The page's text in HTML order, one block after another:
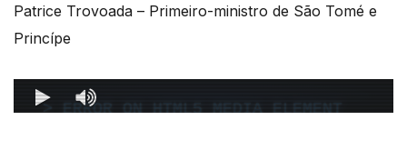
Patrice Trovoada – Primeiro-ministro de São Tomé e
Princípe